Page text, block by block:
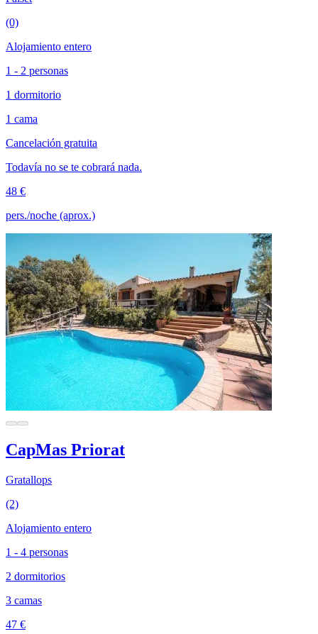
(0)
Alojamiento entero
1 - 2 personas
1 dormitorio
1 cama
Cancelación gratuita
Todavía no se te cobrará nada.
48 €
pers./noche (aprox.)
CapMas Priorat
Gratallops
(2)
Alojamiento entero
1 - 4 personas
2 dormitorios
3 camas
47 €